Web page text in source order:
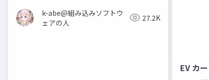
k-abe@組み込みソフトウ
ェアの人
27.2K
EV カ